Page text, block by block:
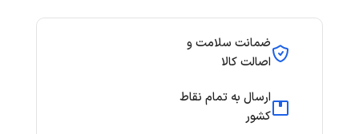
ضمانت سلامت و
اصالت کالا
ارسال به تمام نقاط
کشور